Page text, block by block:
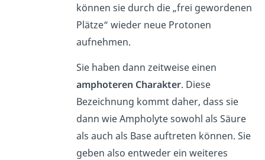
können sie durch die „frei gewordenen
Plätze“ wieder neue Protonen
aufnehmen.
Sie haben dann zeitweise einen
amphoteren Charakter. Diese
Bezeichnung kommt daher, dass sie
dann wie Ampholyte sowohl als Säure
als auch als Base auftreten können. Sie
geben also entweder ein weiteres